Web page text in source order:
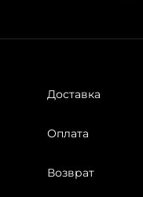
Доставка
Оплата
Возврат